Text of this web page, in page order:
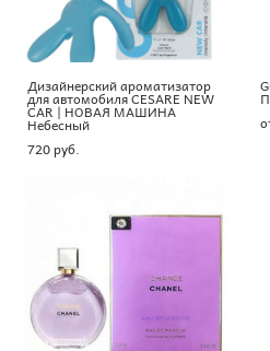
Дизайнерский ароматизатор
для автомобиля CESARE NEW
CAR | НОВАЯ МАШИНА
Небесный
720 pуб.